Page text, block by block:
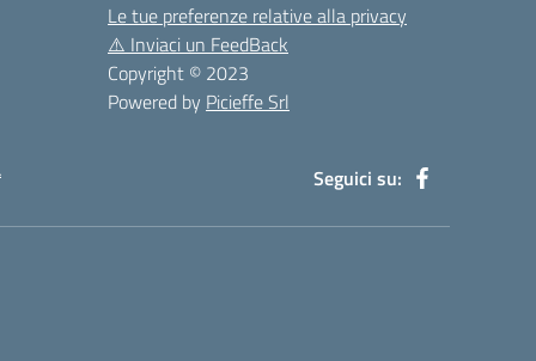
Le tue preferenze relative alla privacy
⚠️ Inviaci un FeedBack
Copyright © 2023
Powered by Picieffe Srl
Seguici su: